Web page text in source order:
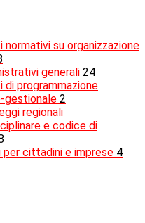
normativi su organizzazione
generali 24
di programmazione
gestionale 2
regionali
e codice di
per cittadini e imprese 4